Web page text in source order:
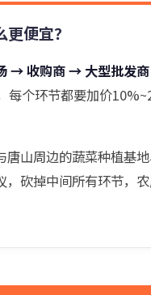
便宜？
→ 收购商 → 大型批发
每个环节都要加价
唐山周边的蔬菜种植基
，砍掉中间所有环节，